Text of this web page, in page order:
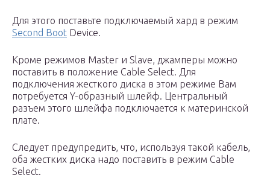
Для этого поставьте подключаемый хард в режим
Second Boot Device.
Кроме режимов Master и Slave, джамперы можно
поставить в положение Cable Select. Для
подключения жесткого диска в этом режиме Вам
потребуется Y-образный шлейф. Центральный
разъем этого шлейфа подключается к материнской
плате.
Следует предупредить, что, используя такой кабель,
оба жестких диска надо поставить в режим Cable
Select.